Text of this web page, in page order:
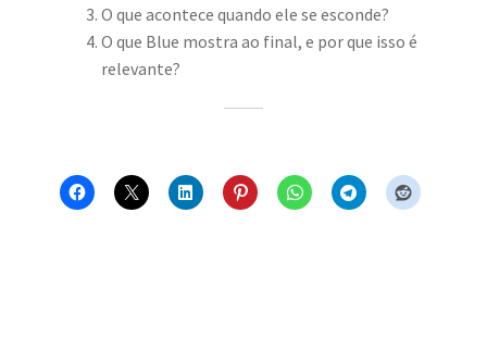
O que acontece quando ele se esconde?
O que Blue mostra ao final, e por que isso é
relevante?